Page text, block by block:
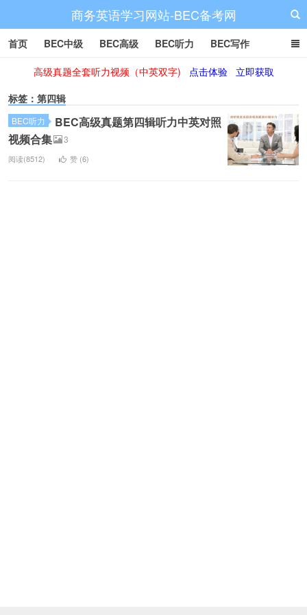
商务英语学习网站-BEC备考网
首页 BEC中级 BEC高级 BEC听力 BEC写作
BEC阅读 BEC词汇 BEC视频 BEC真题 BEC备考
高级真题全套听力视频（中英双字) 点击体验
立即获取
标签：第四辑
BEC听力
BEC高级真题第四辑听力中英对照
视频合集
3
阅读(8512) 赞 (6)